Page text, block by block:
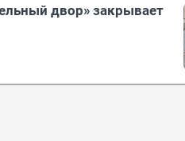
двор» закрывает